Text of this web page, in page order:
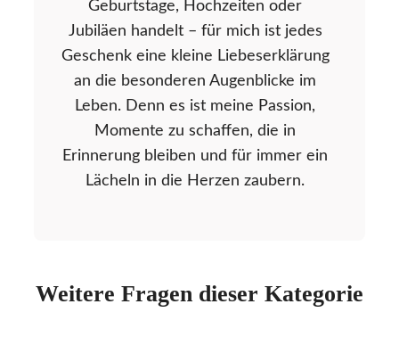
Geburtstage, Hochzeiten oder
Jubiläen handelt – für mich ist jedes
Geschenk eine kleine Liebeserklärung
an die besonderen Augenblicke im
Leben. Denn es ist meine Passion,
Momente zu schaffen, die in
Erinnerung bleiben und für immer ein
Lächeln in die Herzen zaubern.
Weitere Fragen dieser Kategorie